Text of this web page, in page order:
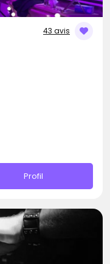
43 avis
Profil